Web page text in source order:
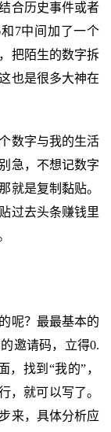
合历史事件或者
7中间加了一个
把陌生的数字拆
也是很多大神在
数字与我的生活
急，不想记数字
就是复制黏贴。
过去头条赚钱里
呢？最最基本的
邀请码，立得0.
找到“我的”，
，就可以写了。
来，具体分析应